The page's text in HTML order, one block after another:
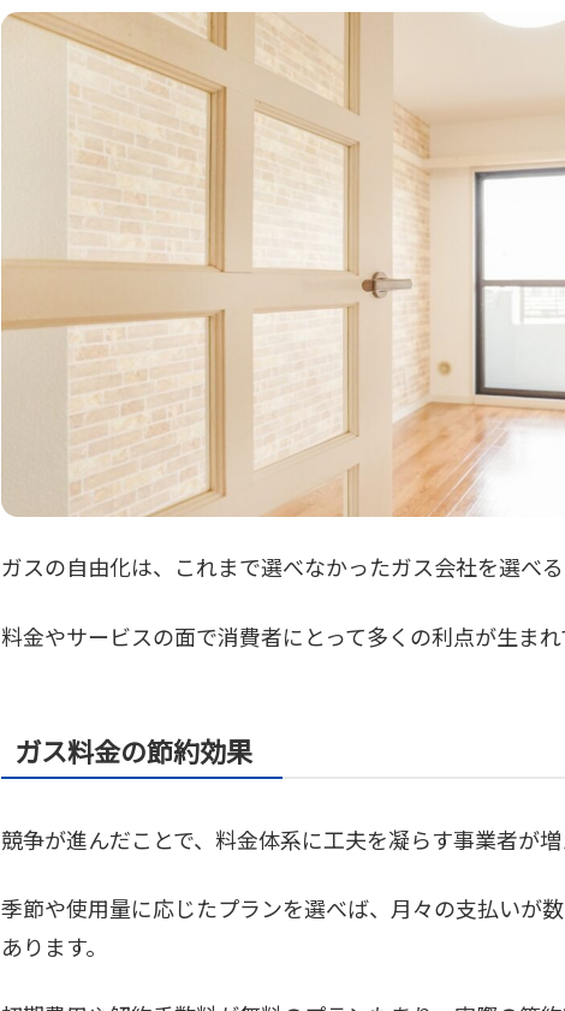
ガスの自由化は、これまで選べなかったガス会社を選べる
料金やサービスの面で消費者にとって多くの利点が生まれ
ガス料金の節約効果
競争が進んだことで、料金体系に工夫を凝らす事業者が増
季節や使用量に応じたプランを選べば、月々の支払いが
あります。